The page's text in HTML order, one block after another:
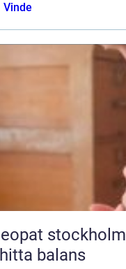
Vinde
stockholm när kroppen behöver hjälp
balans